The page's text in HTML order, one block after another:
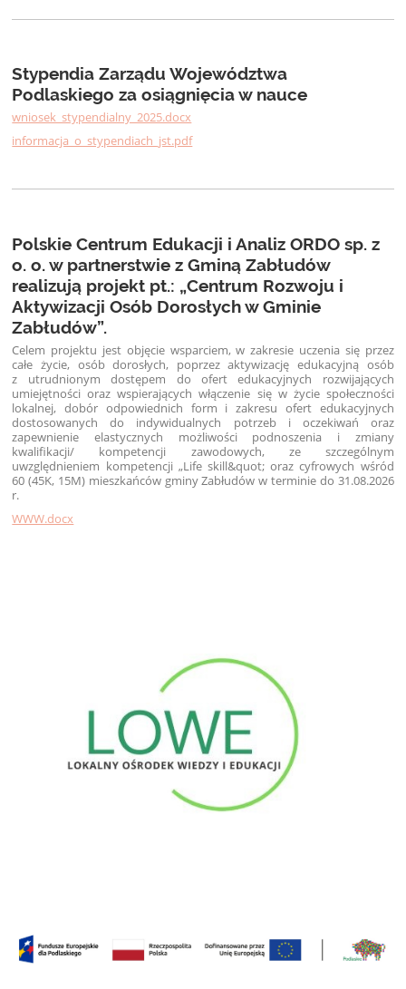
Stypendia Zarządu Województwa
Podlaskiego za osiągnięcia w nauce
wniosek_stypendialny_2025.docx
informacja_o_stypendiach_jst.pdf
Polskie Centrum Edukacji i Analiz ORDO sp. z
o. o. w partnerstwie z Gminą Zabłudów
realizują projekt pt.: „Centrum Rozwoju i
Aktywizacji Osób Dorosłych w Gminie
Zabłudów”.
Celem projektu jest objęcie wsparciem, w zakresie uczenia się przez
całe życie, osób dorosłych, poprzez aktywizację edukacyjną osób
z utrudnionym dostępem do ofert edukacyjnych rozwijających
umiejętności oraz wspierających włączenie się w życie społeczności
lokalnej, dobór odpowiednich form i zakresu ofert edukacyjnych
dostosowanych do indywidualnych potrzeb i oczekiwań oraz
zapewnienie elastycznych możliwości podnoszenia i zmiany
kwalifikacji/ kompetencji zawodowych, ze szczególnym
uwzględnieniem kompetencji „Life skill&quot; oraz cyfrowych wśród
60 (45K, 15M) mieszkańców gminy Zabłudów w terminie do 31.08.2026
r.
WWW.docx